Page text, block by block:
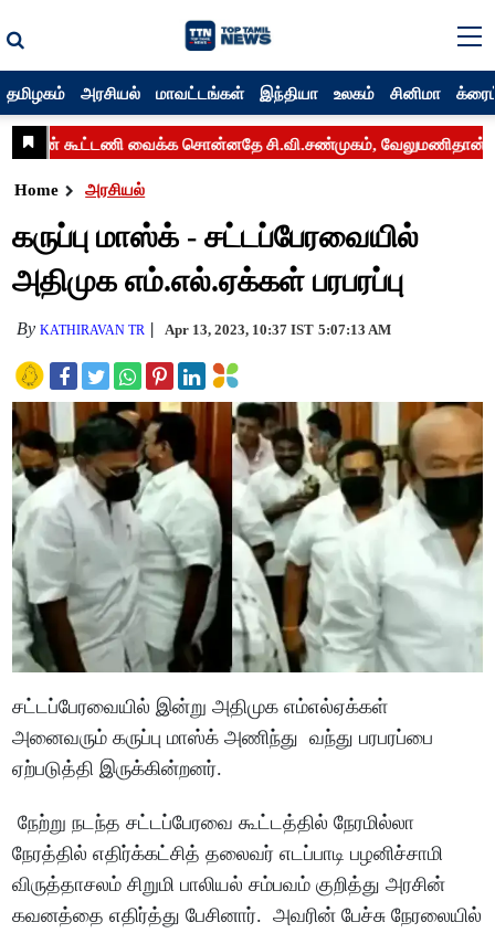
தமிழகம் அரசியல் மாவட்டங்கள் இந்தியா உலகம் சினிமா
Home அரசியல்
கருப்பு மாஸ்க் - சட்டப்பேரவையில்
அதிமுக எம்.எல்.ஏக்கள் பரபரப்பு
ByKATHIRAVAN TR Apr 13, 2023, 10:37 IST 5:07:13 AM
சட்டப்பேரவையில் இன்று அதிமுக எம்எல்ஏக்கள்
அனைவரும் கருப்பு மாஸ்க் அணிந்து வந்து பரபரப்பை
ஏற்படுத்தி இருக்கின்றனர்.
நேற்று நடந்த சட்டப்பேரவை கூட்டத்தில் நேரமில்லா
நேரத்தில் எதிர்க்கட்சித் தலைவர் எடப்பாடி பழனிச்சாமி
விருத்தாசலம் சிறுமி பாலியல் சம்பவம் குறித்து அரசின்
கவனத்தை எதிர்த்து பேசினார். அவரின் பேச்சு நேரலையில்